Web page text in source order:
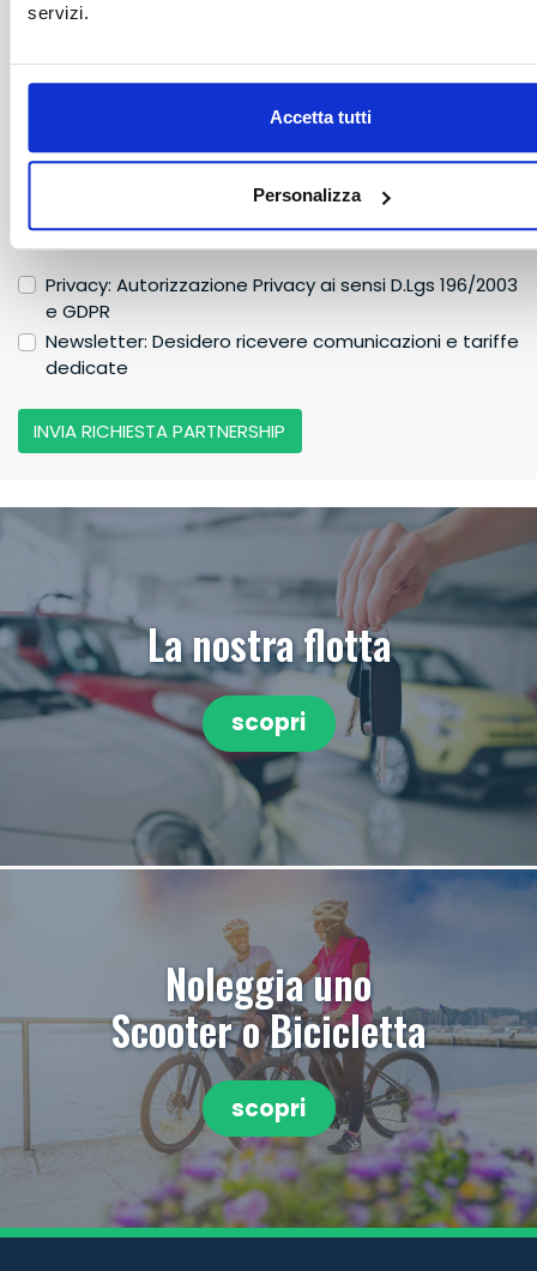
servizi.
Accetta tutti
Personalizza
Privacy: Autorizzazione Privacy ai sensi D.Lgs 196/2003
e GDPR
Newsletter: Desidero ricevere comunicazioni e tariffe
dedicate
INVIA RICHIESTA PARTNERSHIP
La nostra flotta
scopri
Noleggia uno
Scooter o Bicicletta
scopri